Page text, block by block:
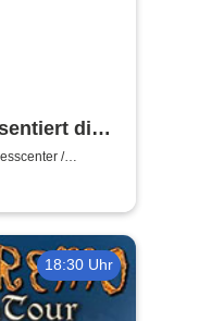
die
/
18:30 Uhr